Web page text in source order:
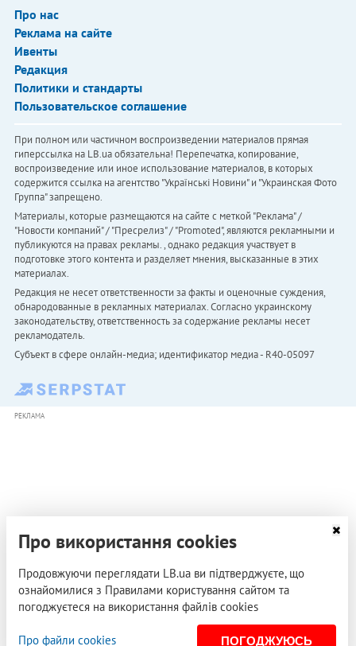
Про нас
Реклама на сайте
Ивенты
Редакция
Политики и стандарты
Пользовательское соглашение
При полном или частичном воспроизведении материалов прямая
гиперссылка на LB.ua обязательна! Перепечатка, копирование,
воспроизведение или иное использование материалов, в которых
содержится ссылка на агентство "Українськi Новини" и "Украинская Фото
Группа" запрещено.
Материалы, которые размещаются на сайте с меткой "Реклама" /
"Новости компаний" / "Пресрелиз" / "Promoted", являются рекламными и
публикуются на правах рекламы. , однако редакция участвует в
подготовке этого контента и разделяет мнения, высказанные в этих
материалах.
Редакция не несет ответственности за факты и оценочные суждения,
обнародованные в рекламных материалах. Согласно украинскому
законодательству, ответственность за содержание рекламы несет
рекламодатель.
Субъект в сфере онлайн-медиа; идентификатор медиа - R40-05097
РЕКЛАМА
Про використання cookies
Продовжуючи переглядати LB.ua ви підтверджуєте, що
ознайомилися з Правилами користування сайтом та
погоджуєтеся на використання файлів cookies
Про файли cookies ПОГОДЖУЮСЬ